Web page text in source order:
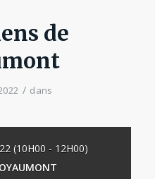
de
/ dans
(10H00 - 12H00)